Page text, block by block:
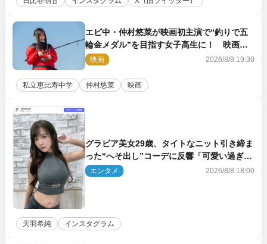
エビ中・仲村悠菜が映画初主演で“釣りで五
輪金メダル”を目指す女子高生に！ 映画
『つりこまち』今秋公開
映画 2026/8/8 19:30
私立恵比寿中学 仲村悠菜 映画
グラビア美女29歳、タイトなニット引き締ま
った“へそ出し”コーデに反響「可愛い過ぎ
る」
エンタメ 2026/8/8 18:00
天羽希純 インスタグラム